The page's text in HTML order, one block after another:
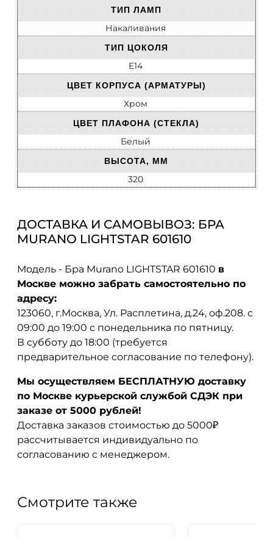
ТИП ЛАМП
Накаливания
ТИП ЦОКОЛЯ
E14
ЦВЕТ КОРПУСА (АРМАТУРЫ)
Хром
ЦВЕТ ПЛАФОНА (СТЕКЛА)
Белый
ВЫСОТА, ММ
320
ДОСТАВКА И САМОВЫВОЗ: БРА
MURANO LIGHTSTAR 601610
Модель - Бра Murano LIGHTSTAR 601610 в
Москве можно забрать самостоятельно по
адресу:
123060, г.Москва, Ул. Расплетина, д.24, оф.208. с
09:00 до 19:00 с понедельника по пятницу.
В субботу до 18:00 (требуется
предварительное согласование по телефону).
Мы осуществляем БЕСПЛАТНУЮ доставку
по Москве курьерской службой СДЭК при
заказе от 5000 рублей!
Доставка заказов стоимостью до 5000₽
рассчитывается индивидуально по
согласованию с менеджером.
Смотрите также